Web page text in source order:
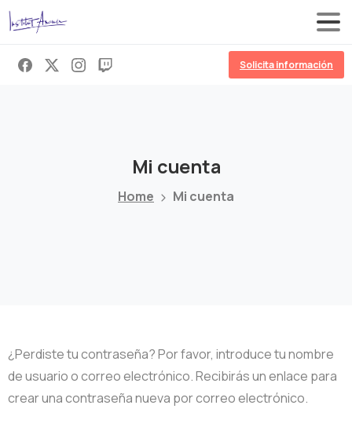
Solicita información
Mi cuenta
Home Mi cuenta
¿Perdiste tu contraseña? Por favor, introduce tu nombre
de usuario o correo electrónico. Recibirás un enlace para
crear una contraseña nueva por correo electrónico.